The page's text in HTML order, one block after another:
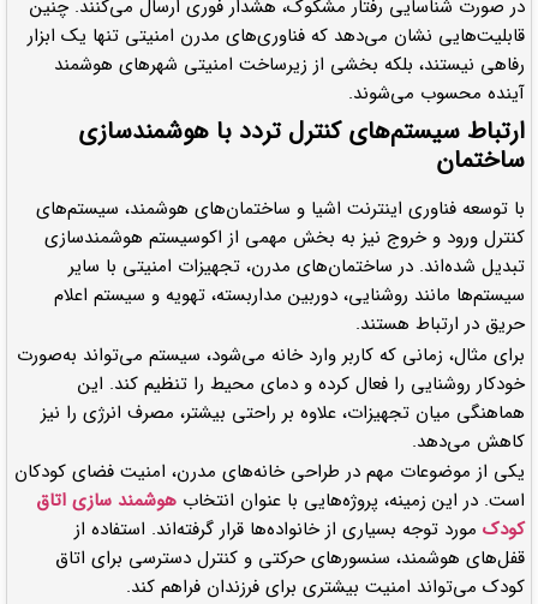
در صورت شناسایی رفتار مشکوک، هشدار فوری ارسال می‌کنند. چنین
قابلیت‌هایی نشان می‌دهد که فناوری‌های مدرن امنیتی تنها یک ابزار
رفاهی نیستند، بلکه بخشی از زیرساخت امنیتی شهرهای هوشمند
آینده محسوب می‌شوند.
ارتباط سیستم‌های کنترل تردد با هوشمندسازی
ساختمان
با توسعه فناوری اینترنت اشیا و ساختمان‌های هوشمند، سیستم‌های
کنترل ورود و خروج نیز به بخش مهمی از اکوسیستم هوشمندسازی
تبدیل شده‌اند. در ساختمان‌های مدرن، تجهیزات امنیتی با سایر
سیستم‌ها مانند روشنایی، دوربین مداربسته، تهویه و سیستم اعلام
حریق در ارتباط هستند.
برای مثال، زمانی که کاربر وارد خانه می‌شود، سیستم می‌تواند به‌صورت
خودکار روشنایی را فعال کرده و دمای محیط را تنظیم کند. این
هماهنگی میان تجهیزات، علاوه بر راحتی بیشتر، مصرف انرژی را نیز
کاهش می‌دهد.
یکی از موضوعات مهم در طراحی خانه‌های مدرن، امنیت فضای کودکان
است. در این زمینه، پروژه‌هایی با عنوان انتخاب هوشمند سازی اتاق
کودک مورد توجه بسیاری از خانواده‌ها قرار گرفته‌اند. استفاده از
قفل‌های هوشمند، سنسورهای حرکتی و کنترل دسترسی برای اتاق
کودک می‌تواند امنیت بیشتری برای فرزندان فراهم کند.